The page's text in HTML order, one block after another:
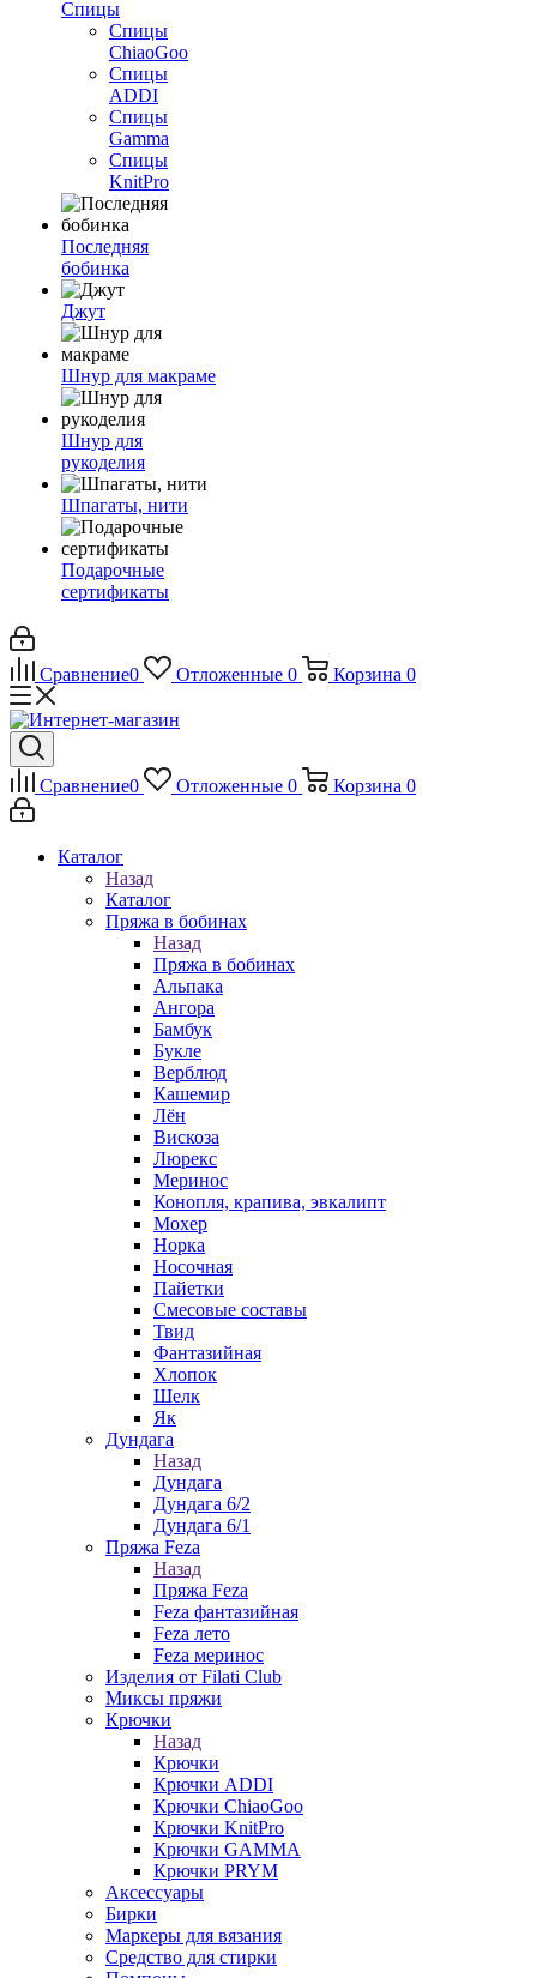
Спицы
Спицы
ChiaoGoo
Спицы
ADDI
Спицы
Gamma
Спицы
KnitPro
Последняя
бобинка
Джут
Шнур для макраме
Шнур для
рукоделия
Шпагаты, нити
Подарочные
сертификаты
Сравнение0 Отложенные 0 Корзина 0
Сравнение0 Отложенные 0 Корзина 0
Каталог
Назад
Каталог
Пряжа в бобинах
Назад
Пряжа в бобинах
Альпака
Ангора
Бамбук
Букле
Верблюд
Кашемир
Лён
Вискоза
Люрекс
Меринос
Конопля, крапива, эвкалипт
Мохер
Норка
Носочная
Пайетки
Смесовые составы
Твид
Фантазийная
Хлопок
Шелк
Як
Дундага
Назад
Дундага
Дундага 6/2
Дундага 6/1
Пряжа Feza
Назад
Пряжа Feza
Feza фантазийная
Feza лето
Feza меринос
Изделия от Filati Club
Миксы пряжи
Крючки
Назад
Крючки
Крючки ADDI
Крючки ChiaoGoo
Крючки KnitPro
Крючки GAMMA
Крючки PRYM
Аксессуары
Бирки
Маркеры для вязания
Средство для стирки